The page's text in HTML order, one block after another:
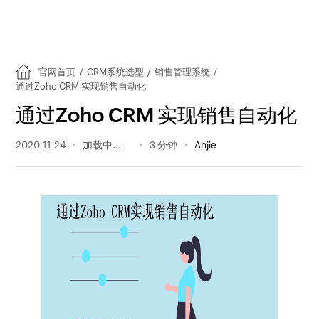
官网首页 / CRM系统选型 / 销售管理系统 /
通过Zoho CRM 实现销售自动化
通过Zoho CRM 实现销售自动化
2020-11-24 365 阅读量 3 分钟 Anjie